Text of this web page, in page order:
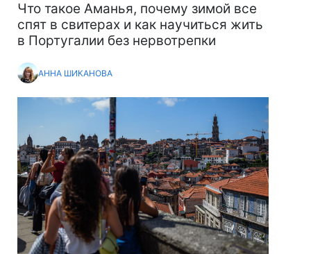
Что такое Аманья, почему зимой все
спят в свитерах и как научиться жить
в Португалии без нервотрепки
АННА ШИКАНОВА